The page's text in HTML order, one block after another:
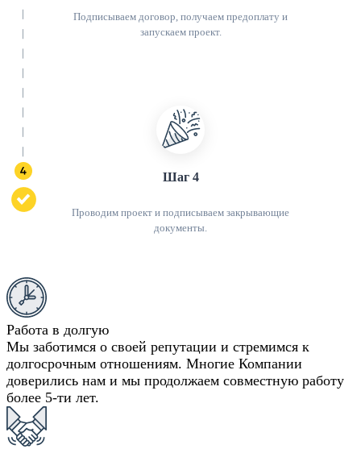
Шаг 4
Проводим проект и подписываем закрывающие
документы.
Подписываем договор, получаем предоплату и
запускаем проект.
Работа в долгую
Мы заботимся о своей репутации и стремимся к
долгосрочным отношениям. Многие Компании
доверились нам и мы продолжаем совместную работу
более 5-ти лет.